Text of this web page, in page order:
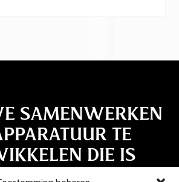
SAMENWERKEN
TE
DIE IS
OP UW